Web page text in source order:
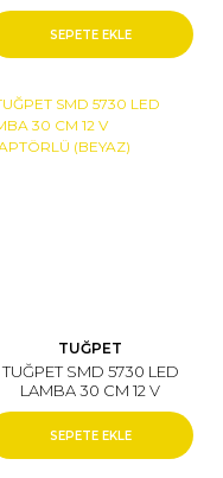
SEPETE EKLE
TUĞPET
TUĞPET SMD 5730 LED
LAMBA 30 CM 12 V
ADAPTÖRLÜ (BEYAZ)
SEPETE EKLE